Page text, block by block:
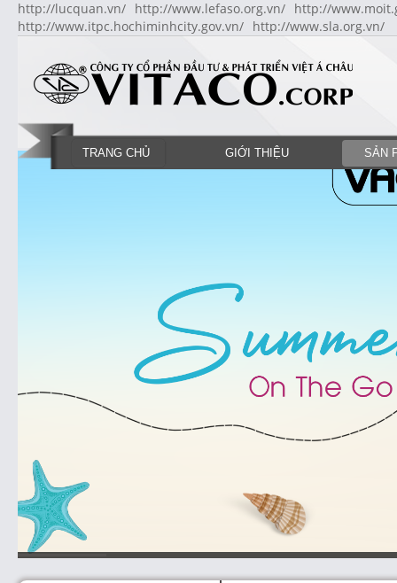
http://lucquan.vn/ http://www.lefaso.org.vn/ http://
http://www.itpc.hochiminhcity.gov.vn/ http://www.sla.org.vn/
TRANG CHỦ GIỚI THIỆU SẢN